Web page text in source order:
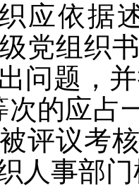
织应依据
党组织
问题，
次的应占
评议考
人事部